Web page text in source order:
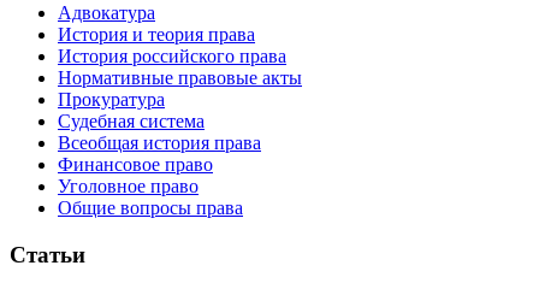
Адвокатура
История и теория права
История российского права
Нормативные правовые акты
Прокуратура
Судебная система
Всеобщая история права
Финансовое право
Уголовное право
Общие вопросы права
Статьи